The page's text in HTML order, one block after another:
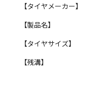
【タイヤメーカー】
【製品名】
【タイヤサイズ】
【残溝】